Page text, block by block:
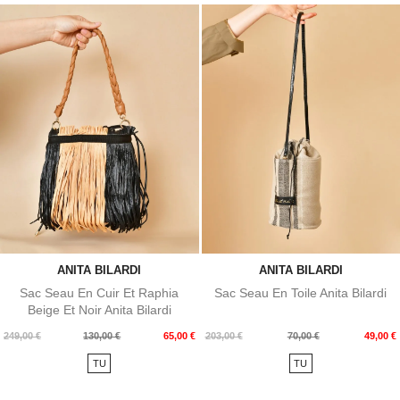
ANITA BILARDI
Sac Seau En Cuir Et Raphia
Beige Et Noir Anita Bilardi
249,00 €
Prix
130,00 € 65,00 €
Prix
TU
ANITA BILARDI
Sac Seau En Toile Anita Bilardi
203,00 €
Prix
70,00 € 49,00 €
Prix
TU